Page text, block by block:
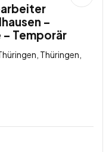
–
Temporär
Thüringen,